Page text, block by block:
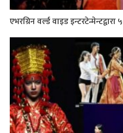
एभरग्रिन वर्ल्ड वाइड